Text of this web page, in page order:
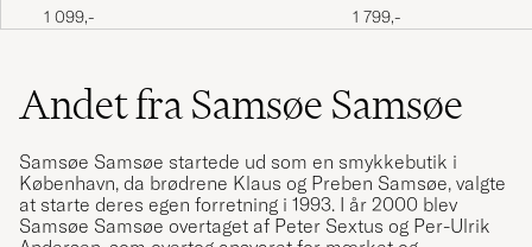
Chine
1 099,-
1 799,-
Andet fra Samsøe Samsøe
Samsøe Samsøe startede ud som en smykkebutik i
København, da brødrene Klaus og Preben Samsøe, valgte
at starte deres egen forretning i 1993. I år 2000 blev
Samsøe Samsøe overtaget af Peter Sextus og Per-Ulrik